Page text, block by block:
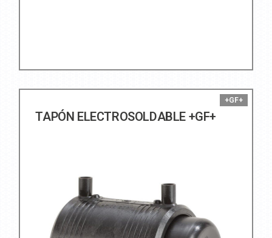
TAPÓN ELECTROSOLDABLE +GF+
+GF+